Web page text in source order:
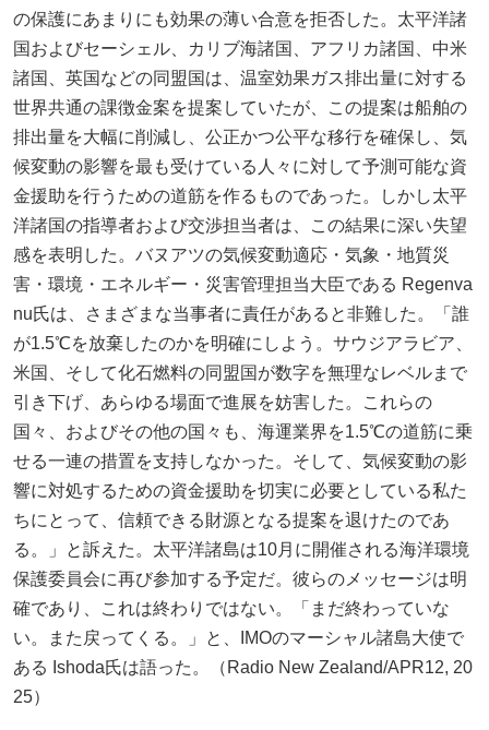
の保護にあまりにも効果の薄い合意を拒否した。太平洋諸
国およびセーシェル、カリブ海諸国、アフリカ諸国、中米
諸国、英国などの同盟国は、温室効果ガス排出量に対する
世界共通の課徴金案を提案していたが、この提案は船舶の
排出量を大幅に削減し、公正かつ公平な移行を確保し、気
候変動の影響を最も受けている人々に対して予測可能な資
金援助を行うための道筋を作るものであった。しかし太平
洋諸国の指導者および交渉担当者は、この結果に深い失望
感を表明した。バヌアツの気候変動適応・気象・地質災
害・環境・エネルギー・災害管理担当大臣である Regenva
nu氏は、さまざまな当事者に責任があると非難した。「誰
が1.5℃を放棄したのかを明確にしよう。サウジアラビア、
米国、そして化石燃料の同盟国が数字を無理なレベルまで
引き下げ、あらゆる場面で進展を妨害した。これらの
国々、およびその他の国々も、海運業界を1.5℃の道筋に乗
せる一連の措置を支持しなかった。そして、気候変動の影
響に対処するための資金援助を切実に必要としている私た
ちにとって、信頼できる財源となる提案を退けたのであ
る。」と訴えた。太平洋諸島は10月に開催される海洋環境
保護委員会に再び参加する予定だ。彼らのメッセージは明
確であり、これは終わりではない。「まだ終わっていな
い。また戻ってくる。」と、IMOのマーシャル諸島大使で
ある Ishoda氏は語った。（Radio New Zealand/APR12, 20
25）